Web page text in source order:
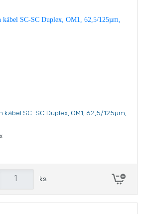
kábel SC-SC Duplex, OM1, 62,5/125µm,
ks